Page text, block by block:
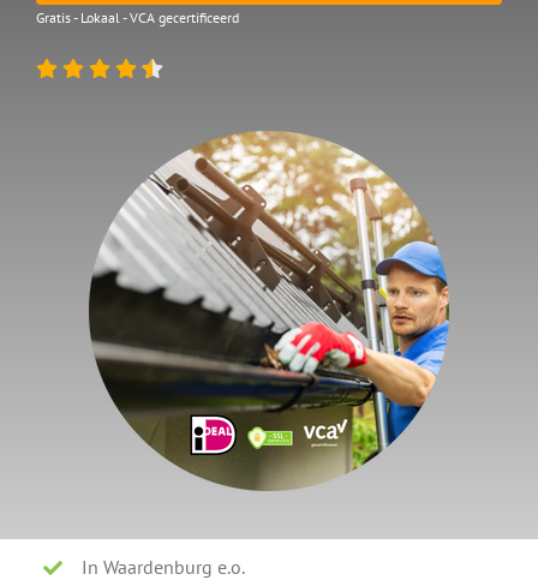
Gratis - Lokaal - VCA gecertificeerd
In Waardenburg e.o.